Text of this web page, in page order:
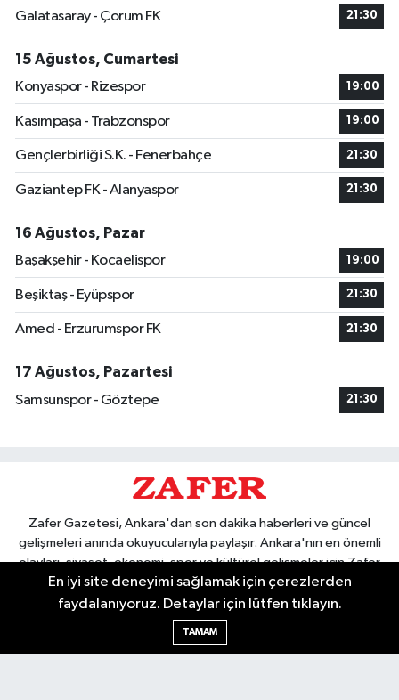
Galatasaray - Çorum FK
21:30
15 Ağustos, Cumartesi
Konyaspor - Rizespor
19:00
Kasımpaşa - Trabzonspor 19:00
Gençlerbirliği S.K. - Fenerbahçe 21:30
Gaziantep FK - Alanyaspor 21:30
16 Ağustos, Pazar
Başakşehir - Kocaelispor
19:00
Beşiktaş - Eyüpspor 21:30
Amed - Erzurumspor FK 21:30
17 Ağustos, Pazartesi
Samsunspor - Göztepe
21:30
Zafer Gazetesi, Ankara'dan son dakika haberleri ve güncel
gelişmeleri anında okuyucularıyla paylaşır. Ankara'nın en önemli
olayları, siyaset, ekonomi, spor ve kültürel gelişmeler için Zafer
Gazetesi'ni takip edin. Başkentin güvendiği haber kaynağı.
En iyi site deneyimi sağlamak için çerezlerden
faydalanıyoruz. Detaylar için lütfen tıklayın.
TAMAM